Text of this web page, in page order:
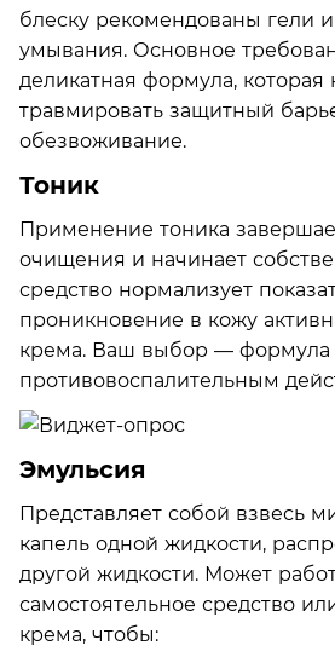
блеску рекомендованы гели
умывания. Основное
деликатная формула, которая
травмировать защитный
обезвоживание.
Тоник
Применение тоника
очищения и начинает
средство нормализует
проникновение в кожу
крема. Ваш выбор — формула
противовоспалительным
Эмульсия
Представляет собой взвесь
капель одной жидкости,
другой жидкости. Может
самостоятельное средство
крема, чтобы: